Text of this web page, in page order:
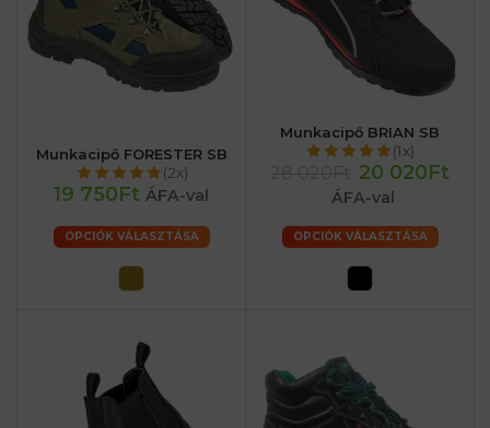
Munkacipő FORESTER SB
(2x)
19 750Ft ÁFA-val
OPCIÓK VÁLASZTÁSA
Munkacipő BRIAN SB
(1x)
20 020Ft
ÁFA-val
OPCIÓK VÁLASZTÁSA